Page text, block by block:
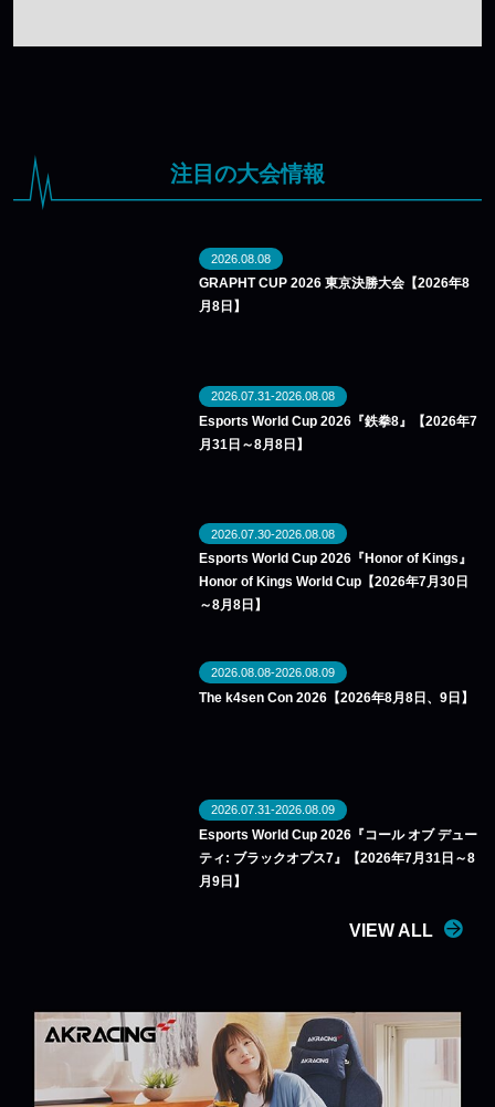
注目の大会情報
2026.08.08
GRAPHT CUP 2026 東京決勝大会【2026年8
月8日】
2026.07.31-2026.08.08
Esports World Cup 2026『鉄拳8』【2026年7
月31日～8月8日】
2026.07.30-2026.08.08
Esports World Cup 2026『Honor of Kings』
Honor of Kings World Cup【2026年7月30日
～8月8日】
2026.08.08-2026.08.09
The k4sen Con 2026【2026年8月8日、9日】
2026.07.31-2026.08.09
Esports World Cup 2026『コール オブ デュー
ティ: ブラックオプス7』【2026年7月31日～8
月9日】
VIEW ALL